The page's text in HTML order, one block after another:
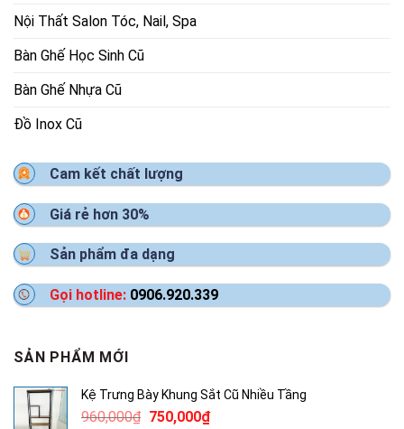
Nội Thất Salon Tóc, Nail, Spa
Bàn Ghế Học Sinh Cũ
Bàn Ghế Nhựa Cũ
Đồ Inox Cũ
Cam kết chất lượng
Giá rẻ hơn 30%
Sản phẩm đa dạng
Gọi hotline: 0906.920.339
SẢN PHẨM MỚI
Kệ Trưng Bày Khung Sắt Cũ Nhiều Tầng
960,000₫ Giá
750,000₫Giá